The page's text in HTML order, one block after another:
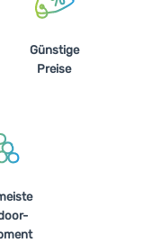
Günstige
Preise